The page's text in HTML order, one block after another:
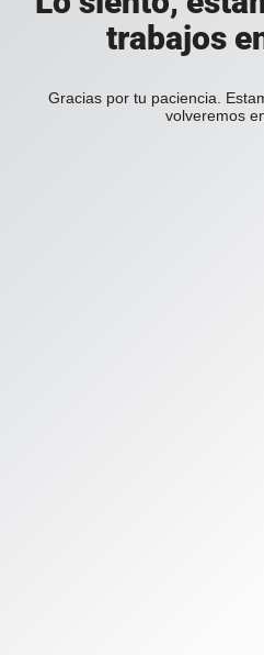
trabajos
Gracias por tu paciencia.
volveremos